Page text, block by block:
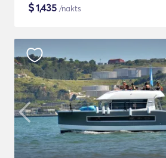
$1,435 /nakts